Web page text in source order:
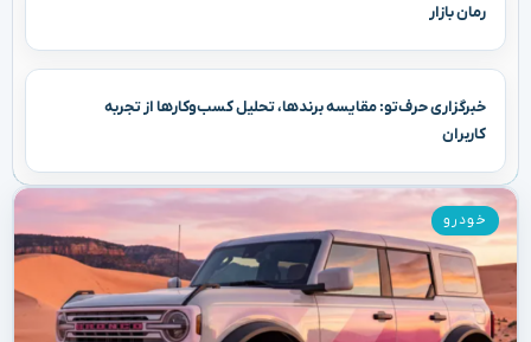
رمان بازار
خبرگزاری حرف‌تو: مقایسه برندها، تحلیل کسب‌وکارها از تجربه
کاربران
خودرو